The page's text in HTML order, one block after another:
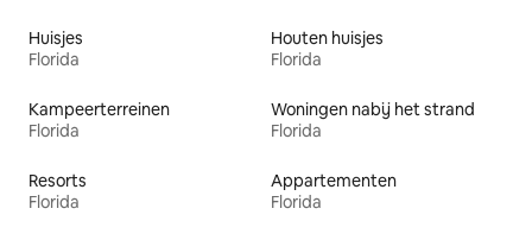
Huisjes
Florida
Houten huisjes
Florida
Kampeerterreinen
Florida
Woningen nabij het strand
Florida
Resorts
Florida
Appartementen
Florida